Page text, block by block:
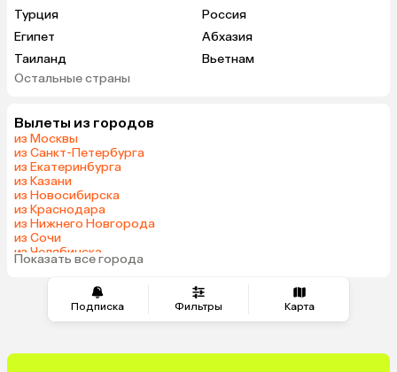
Подписка Фильтры Карта
Турция
Россия
Египет
Абхазия
Таиланд
Вьетнам
ОАЭ
Беларусь
Шри-Ланка
Азербайджан
Катар
Гонконг
Таджикистан
Остальные страны
Вылеты из городов
из Москвы
из Санкт-Петербурга
из Екатеринбурга
из Казани
из Новосибирска
из Краснодара
из Нижнего Новгорода
из Сочи
из Челябинска
из Тюмени
Показать все города